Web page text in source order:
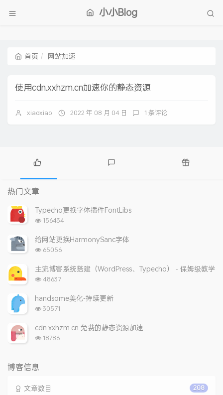
小小Blog
首页 网站加速
使用cdn.xxhzm.cn加速你的静态资源
xiaoxiao 2022 年 08 月 04 日 1 条评论
热
门
文
章
论
热门文章
Typecho更换字体插件FontLibs
浏
次
数:
156434
给网站更换HarmonySanc字体
浏
次
数:
65056
主流博客系统搭建（WordPress、Typecho） - 保姆级教学
浏
次
数:
48637
handsome美化-持续更新
浏
次
数:
30571
cdn.xxhzm.cn 免费的静态资源加速
浏
18786
博客信息
208
文章数目